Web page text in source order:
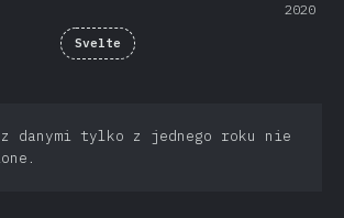
2020
Svelte
z danymi tylko z jednego roku nie